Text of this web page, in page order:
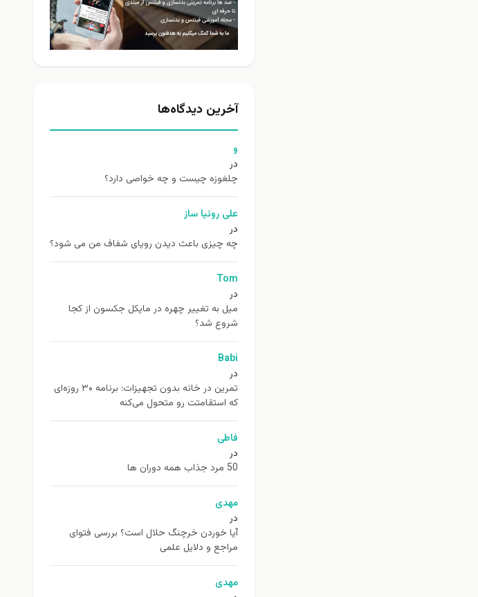
آخرین دیدگاه‌ها
و
در
چلغوزه چیست و چه خواصی دارد؟
علی روئیا ساز
در
چه چیزی باعث دیدن رویای شفاف من می شود؟
Tom
در
ميل به تغيير چهره در مایکل جکسون از كجا
شروع شد؟
Babi
در
تمرین در خانه بدون تجهیزات: برنامه ۳۰ روزه‌ای
که استقامتت رو متحول می‌کنه
فاطی
در
50 مرد جذاب همه دوران ها
مهدی
در
آیا خوردن خرچنگ حلال است؟ بررسی فتوای
مراجع و دلایل علمی
مهدی